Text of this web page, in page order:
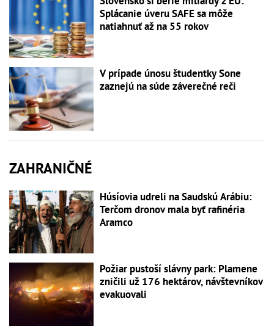
Splácanie úveru SAFE sa môže
natiahnuť až na 55 rokov
V prípade únosu študentky Sone
zaznejú na súde záverečné reči
ZAHRANIČNÉ
Húsíovia udreli na Saudskú Arábiu:
Terčom dronov mala byť rafinéria
Aramco
Požiar pustoší slávny park: Plamene
zničili už 176 hektárov, návštevníkov
evakuovali